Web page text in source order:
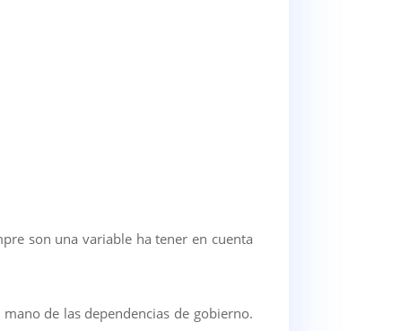
son una variable ha tener en cuenta
de las dependencias de gobierno.